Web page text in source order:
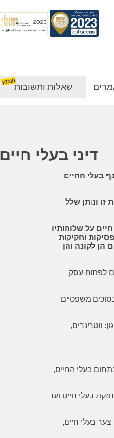
שאלות ותשובות
דיני בעלי חיים
בעלי החיים
ונותן שלל
על שלוחותיו
וחקיקות
הן לקונה והן
לפתוח עסק
משפטיים
ווטרינרים,
בעלי החיים,
בעלי חיים ועד
צער בעלי חיים,